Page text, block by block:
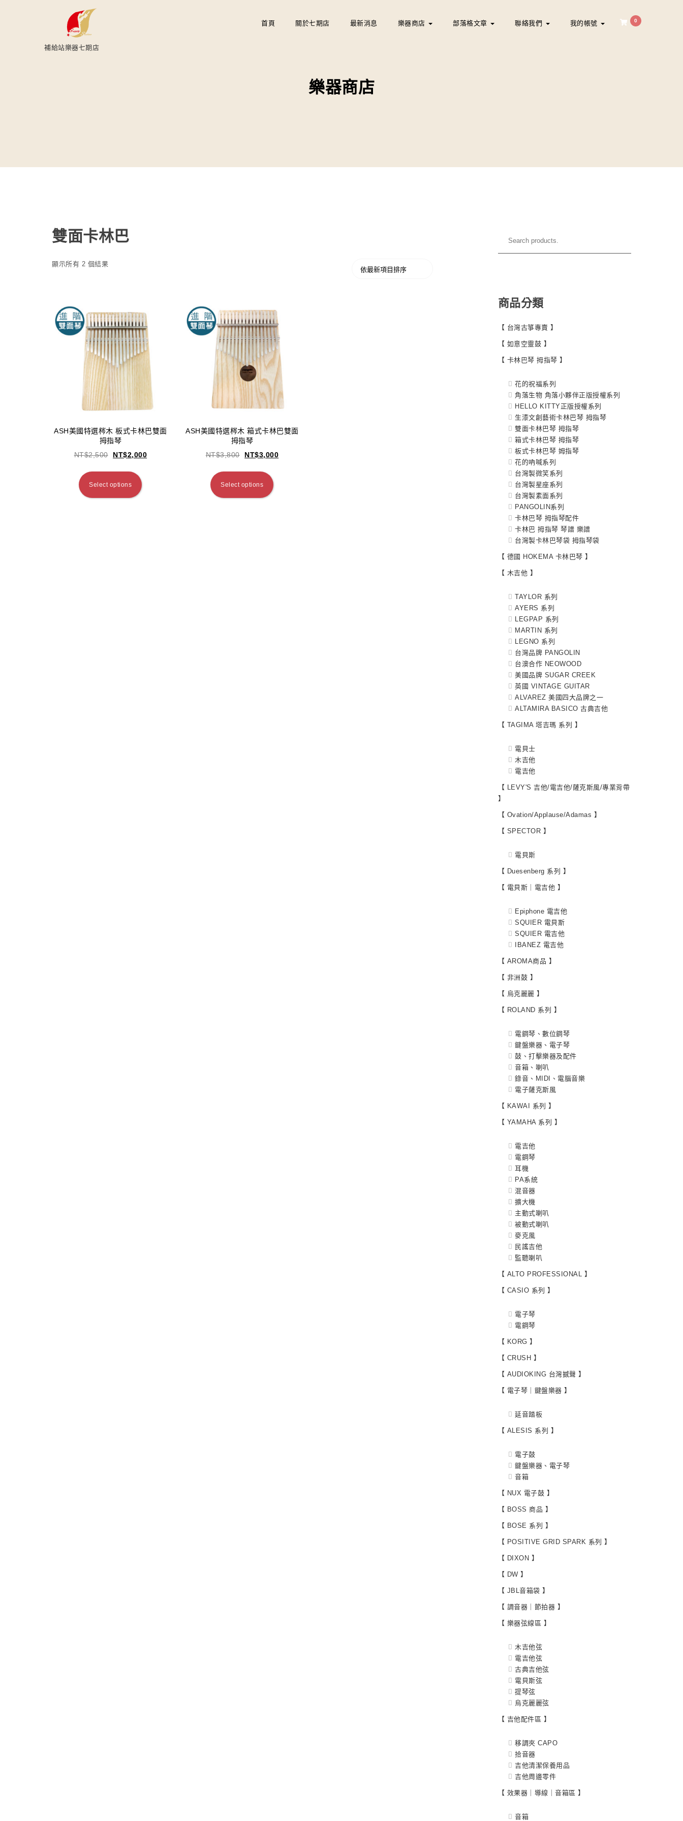
補給站樂器七期店
0
首頁 關於七期店 最新消息 樂器商店 部落格文章 聯絡我們 我的帳號
樂器商店
雙面卡林巴
顯示所有 2 個結果
ASH美國特選梣木 板式卡林巴雙面
拇指琴
NT$2,500 NT$2,000
Select options
ASH美國特選梣木 箱式卡林巴雙面
拇指琴
NT$3,800 NT$3,000
Select options
商品分類
【 台灣古箏專賣 】
【 如意空靈鼓 】
【 卡林巴琴 拇指琴 】
花的祝福系列
角落生物 角落小夥伴正版授權系列
HELLO KITTY正版授權系列
生漆文創藝術卡林巴琴 拇指琴
雙面卡林巴琴 拇指琴
箱式卡林巴琴 拇指琴
板式卡林巴琴 姆指琴
花的吶喊系列
台灣製微笑系列
台灣製星座系列
台灣製素面系列
PANGOLIN系列
卡林巴琴 拇指琴配件
卡林巴 拇指琴 琴譜 樂譜
台灣製卡林巴琴袋 拇指琴袋
【 德國 HOKEMA 卡林巴琴 】
【 木吉他 】
TAYLOR 系列
AYERS 系列
LEGPAP 系列
MARTIN 系列
LEGNO 系列
台灣品牌 PANGOLIN
台澳合作 NEOWOOD
美國品牌 SUGAR CREEK
英國 VINTAGE GUITAR
ALVAREZ 美國四大品牌之一
ALTAMIRA BASICO 古典吉他
【 TAGIMA 塔吉瑪 系列 】
電貝士
木吉他
電吉他
【 LEVY'S 吉他/電吉他/薩克斯風/專業背帶
】
【 Ovation/Applause/Adamas 】
【 SPECTOR 】
電貝斯
【 Duesenberg 系列 】
【 電貝斯｜電吉他 】
Epiphone 電吉他
SQUIER 電貝斯
SQUIER 電吉他
IBANEZ 電吉他
【 AROMA商品 】
【 非洲鼓 】
【 烏克麗麗 】
【 ROLAND 系列 】
電鋼琴、數位鋼琴
鍵盤樂器、電子琴
鼓、打擊樂器及配件
音箱、喇叭
錄音、MIDI、電腦音樂
電子薩克斯風
【 KAWAI 系列 】
【 YAMAHA 系列 】
電吉他
電鋼琴
耳機
PA系統
混音器
擴大機
主動式喇叭
被動式喇叭
麥克風
民謠吉他
監聽喇叭
【 ALTO PROFESSIONAL 】
【 CASIO 系列 】
電子琴
電鋼琴
【 KORG 】
【 CRUSH 】
【 AUDIOKING 台灣撼聲 】
【 電子琴｜鍵盤樂器 】
延音踏板
【 ALESIS 系列 】
電子鼓
鍵盤樂器、電子琴
音箱
【 NUX 電子鼓 】
【 BOSS 商品 】
【 BOSE 系列 】
【 POSITIVE GRID SPARK 系列 】
【 DIXON 】
【 DW 】
【 JBL音箱袋 】
【 調音器｜節拍器 】
【 樂器弦線區 】
木吉他弦
電吉他弦
古典吉他弦
電貝斯弦
提琴弦
烏克麗麗弦
【 吉他配件區 】
移調夾 CAPO
拾音器
吉他清潔保養用品
吉他周邊零件
【 效果器｜導線｜音箱區 】
音箱